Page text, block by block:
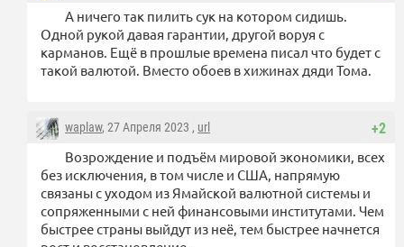
А ничего так пилить сук на котором сидишь.
Одной рукой давая гарантии, другой воруя с
карманов. Ещё в прошлые времена писал что будет с
такой валютой. Вместо обоев в хижинах дяди Тома.
+2
waplaw, 27 Апреля 2023 , url
Возрождение и подъём мировой экономики, всех
без исключения, в том числе и США, напрямую
связаны с уходом из Ямайской валютной системы и
сопряженными с ней финансовыми институтами. Чем
быстрее страны выйдут из неё, тем быстрее начнется